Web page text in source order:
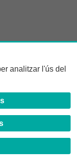
analitzar l'ús del